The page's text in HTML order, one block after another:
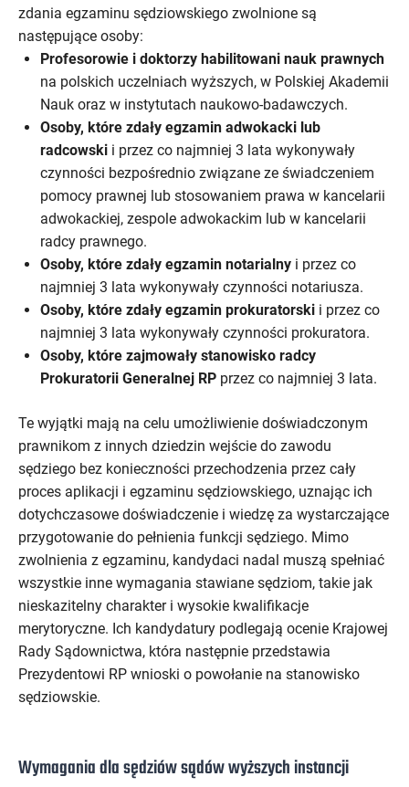
zdania egzaminu sędziowskiego zwolnione są
następujące osoby:
Profesorowie i doktorzy habilitowani nauk prawnych
na polskich uczelniach wyższych, w Polskiej Akademii
Nauk oraz w instytutach naukowo-badawczych.
Osoby, które zdały egzamin adwokacki lub
radcowski i przez co najmniej 3 lata wykonywały
czynności bezpośrednio związane ze świadczeniem
pomocy prawnej lub stosowaniem prawa w kancelarii
adwokackiej, zespole adwokackim lub w kancelarii
radcy prawnego.
Osoby, które zdały egzamin notarialny i przez co
najmniej 3 lata wykonywały czynności notariusza.
Osoby, które zdały egzamin prokuratorski i przez co
najmniej 3 lata wykonywały czynności prokuratora.
Osoby, które zajmowały stanowisko radcy
Prokuratorii Generalnej RP przez co najmniej 3 lata.
Te wyjątki mają na celu umożliwienie doświadczonym
prawnikom z innych dziedzin wejście do zawodu
sędziego bez konieczności przechodzenia przez cały
proces aplikacji i egzaminu sędziowskiego, uznając ich
dotychczasowe doświadczenie i wiedzę za wystarczające
przygotowanie do pełnienia funkcji sędziego. Mimo
zwolnienia z egzaminu, kandydaci nadal muszą spełniać
wszystkie inne wymagania stawiane sędziom, takie jak
nieskazitelny charakter i wysokie kwalifikacje
merytoryczne. Ich kandydatury podlegają ocenie Krajowej
Rady Sądownictwa, która następnie przedstawia
Prezydentowi RP wnioski o powołanie na stanowisko
sędziowskie.
Wymagania dla sędziów sądów wyższych instancji